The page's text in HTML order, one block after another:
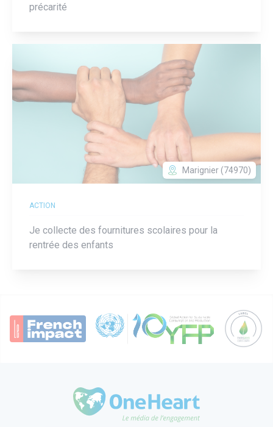
précarité
Marignier (74970)
ACTION
Je collecte des fournitures scolaires pour la
rentrée des enfants